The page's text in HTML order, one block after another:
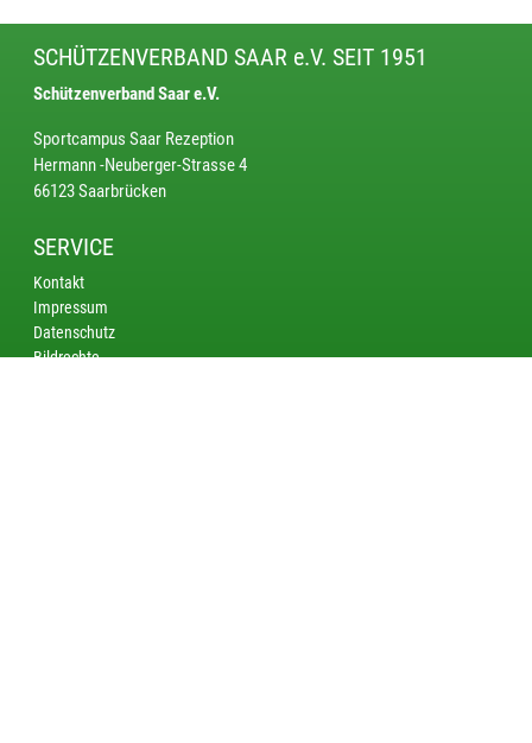
SCHÜTZENVERBAND SAAR e.V. SEIT 1951
Schützenverband Saar e.V.
Sportcampus Saar Rezeption
Hermann -Neuberger-Strasse 4
66123 Saarbrücken
SERVICE
Kontakt
Impressum
Datenschutz
Bildrechte